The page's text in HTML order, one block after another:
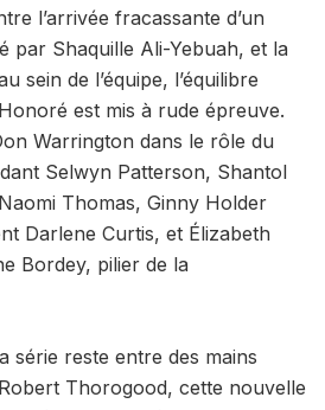
l’arrivée fracassante d’un
par Shaquille Ali-Yebuah, et la
sein de l’équipe, l’équilibre
est mis à rude épreuve.
Warrington dans le rôle du
Selwyn Patterson, Shantol
Thomas, Ginny Holder
Darlene Curtis, et Élizabeth
Bordey, pilier de la
série reste entre des mains
Thorogood, cette nouvelle